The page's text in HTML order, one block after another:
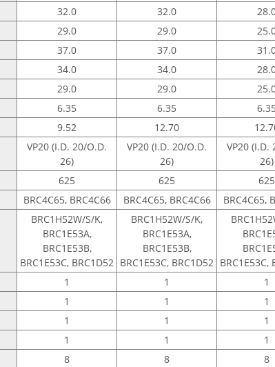
32.0 32.0
29.0 29.0
37.0 37.0
34.0 34.0
29.0 29.0
6.35 6.35 6.35
9.52 12.70
VP20 (I.D. 20/O.D.
26)
VP20 (I.D. 20/O.D.
26)
VP20 (I.D.
26)
625 625 625
BRC4C65, BRC4C66 BRC4C65, BRC4C66 BRC4C65,
BRC1H52W/S/K,
BRC1E53A,
BRC1E53B,
BRC1E53C, BRC1D52
BRC1H52W/S/K,
BRC1E53A,
BRC1E53B,
BRC1E53C, BRC1D52 BRC1E53C,
1 1 1
1 1 1
1 1 1
1 1 1
8 8 8